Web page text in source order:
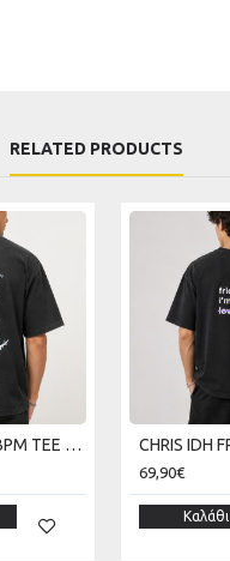
RELATED PRODUCTS
CHRIS IDH 120 BPM TEE 270 GSM SKU226TT10-02V
69,90€
Καλάθι